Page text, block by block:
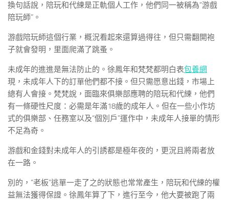
換句話說，陪玩和代練是正軌個人工作，他們同一被稱為“游戲
陪玩師”。
游戲陪玩師這個行業，概況看起來還算過得往，但只需翻開袍
子就會發明，里面爬滿了跳蚤。
未成年的進進是無法防止的。徐鳳年和梵梵都明白表包養網
現，未成年人下的訂單他們都不接。但只需愿意出錢，市場上
總有人會接。梵梵說，面臨來俱樂部應聘的陪玩和代練，他們
有一條硬性尺度：必需是年滿18歲的成年人。但在一些小作坊
式的俱樂部、任務室以及“個別戶”運作中，未成年人接單的情形
不足為奇。
游戲和金錢對未成年人的引誘都是極年夜的，更況且將兩者放
在一路。
別的，“老板”逃單一走了之的狀態也常常產生，陪玩和代練的權
益無法獲得保證。徐鳳年算了下，進行至今，他大要被跑了兩